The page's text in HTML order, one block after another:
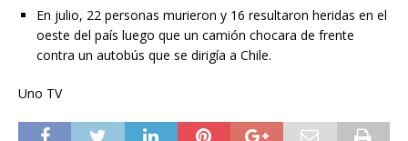
En julio, 22 personas murieron y 16 resultaron heridas en el
oeste del país luego que un camión chocara de frente
contra un autobús que se dirigía a Chile.
Uno TV